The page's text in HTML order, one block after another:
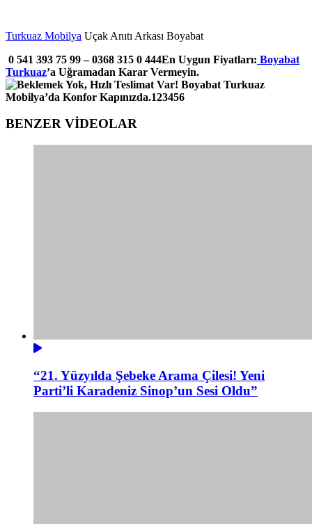
Turkuaz Mobilya Uçak Anıtı Arkası Boyabat
0 541 393 75 99 – 0368 315 0 444En Uygun Fiyatları: Boyabat
Turkuaz’a Uğramadan Karar Vermeyin.
BENZER VİDEOLAR
“21. Yüzyılda Şebeke Arama Çilesi! Yeni
Parti’li Karadeniz Sinop’un Sesi Oldu”